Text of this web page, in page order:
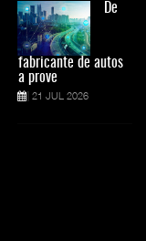
De
fabricante de autos
a prove
21 JUL 2026